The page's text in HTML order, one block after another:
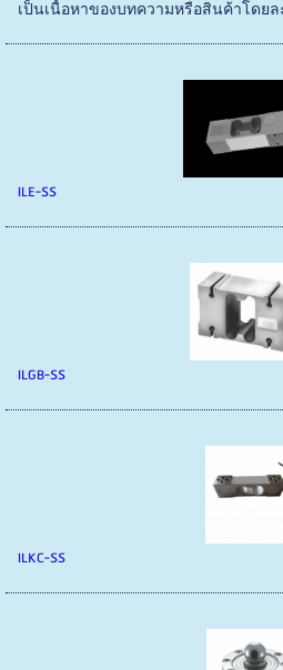
เป็นเนื้อหาของบทความหรือสินค้าโดย
ILE-SS
ILGB-SS
ILKC-SS